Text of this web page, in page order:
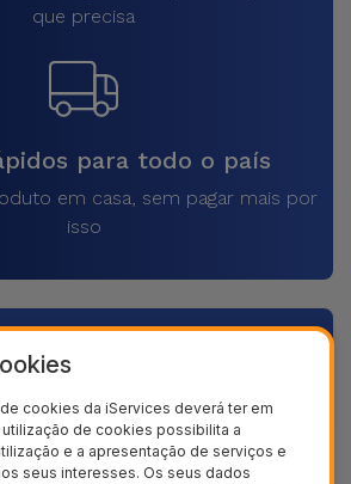
que precisa
para todo o país
em casa, sem pagar mais por
isso
Descrição
Dados do produto
cookies da iServices deverá ter em
de cookies possibilita a
e a apresentação de serviços e
seus interesses. Os seus dados